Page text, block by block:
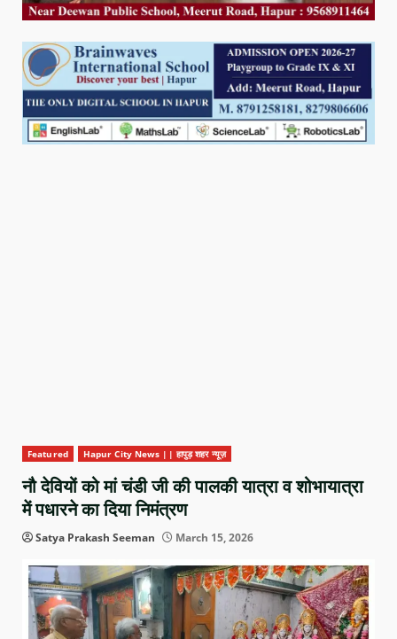
Featured Hapur City News || हापुड़ शहर न्यूज़
नौ देवियों को मां चंडी जी की पालकी यात्रा व शोभायात्रा
में पधारने का दिया निमंत्रण
Satya Prakash Seeman March 15, 2026